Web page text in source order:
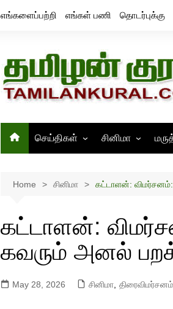
எங்களைப்பற்றி எங்கள் பணி தொடர்புக்கு
செய்திகள்
இந்தியா
சினிமா
திரைவிமர்சனம்
Home சினிமா கட்டாளன்:
கட்டாளன்:
கவரும் அனல்
May 28, 2026 சினிமா திரைவிமர்சனம்